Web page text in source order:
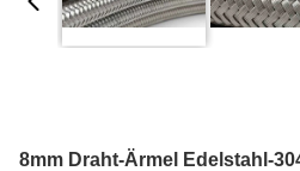
8mm Draht-Ärmel Edelstahl-